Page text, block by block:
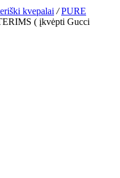
kvepalai / PURE
( įkvėpti Gucci